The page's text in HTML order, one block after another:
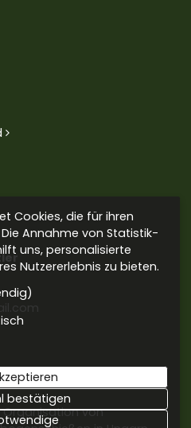
Organisation von
Cookies, die für ihren
Annahme von Statistik-
uns, personalisierte
Nutzererlebnis zu bieten.
bestätigen